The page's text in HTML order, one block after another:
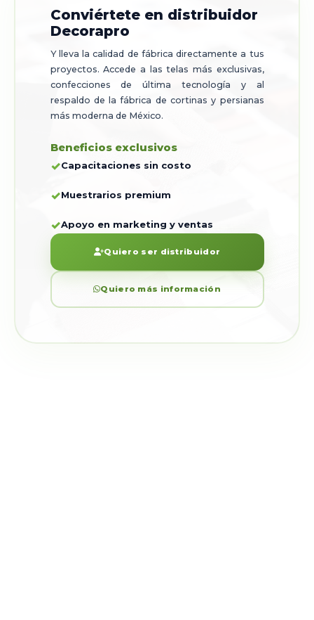
Conviértete en distribuidor
Decorapro
Y lleva la calidad de fábrica directamente a tus
proyectos. Accede a las telas más exclusivas,
confecciones de última tecnología y al
respaldo de la fábrica de cortinas y persianas
más moderna de México.
Beneficios exclusivos
Capacitaciones sin costo
Muestrarios premium
Apoyo en marketing y ventas
Quiero ser distribuidor
Quiero más información